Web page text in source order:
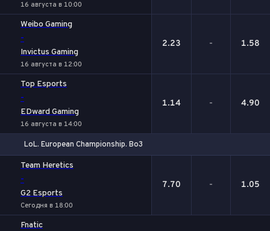
16 августа в 10:00
Weibo Gaming
-
Invictus Gaming
16 августа в 12:00
2.23 - 1.58
Top Esports
-
EDward Gaming
16 августа в 14:00
1.14 - 4.90
LoL. European Championship. Bo3
Team Heretics
-
G2 Esports
Сегодня в 18:00
7.70 - 1.05
Fnatic